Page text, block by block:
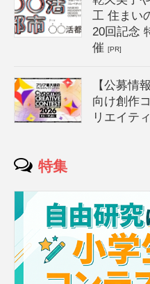
工 住まい
20回記念
催[PR]
【公募情
向け創作
リエイテ
特集